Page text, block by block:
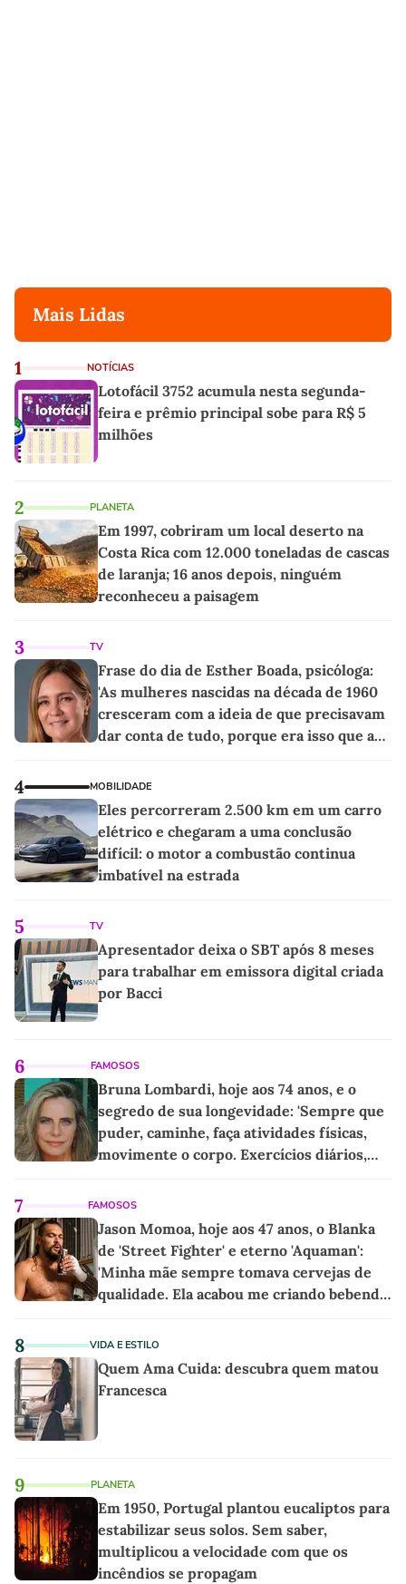
Mais Lidas
1 NOTÍCIAS
Lotofácil 3752 acumula nesta segunda-
feira e prêmio principal sobe para R$ 5
milhões
2 PLANETA
Em 1997, cobriram um local deserto na
Costa Rica com 12.000 toneladas de cascas
de laranja; 16 anos depois, ninguém
reconheceu a paisagem
3 TV
Frase do dia de Esther Boada, psicóloga:
'As mulheres nascidas na década de 1960
cresceram com a ideia de que precisavam
dar conta de tudo, porque era isso que a
4 MOBILIDADE
Eles percorreram 2.500 km em um carro
elétrico e chegaram a uma conclusão
difícil: o motor a combustão continua
imbatível na estrada
5 TV
Apresentador deixa o SBT após 8 meses
para trabalhar em emissora digital criada
por Bacci
6 FAMOSOS
Bruna Lombardi, hoje aos 74 anos, e o
segredo de sua longevidade: 'Sempre que
puder, caminhe, faça atividades físicas,
movimente o corpo. Exercícios diários,
7 FAMOSOS
Jason Momoa, hoje aos 47 anos, o Blanka
de 'Street Fighter' e eterno 'Aquaman':
'Minha mãe sempre tomava cervejas de
qualidade. Ela acabou me criando bebendo
8 VIDA E ESTILO
Quem Ama Cuida: descubra quem matou
Francesca
9 PLANETA
Em 1950, Portugal plantou eucaliptos para
estabilizar seus solos. Sem saber,
multiplicou a velocidade com que os
incêndios se propagam